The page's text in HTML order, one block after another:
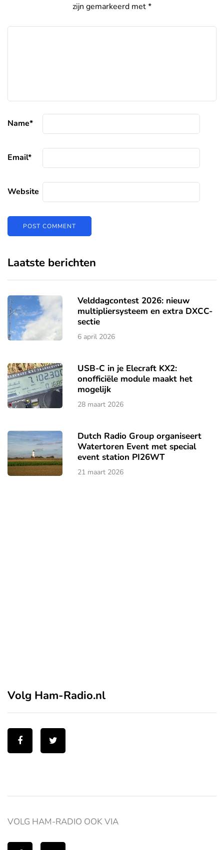
zijn gemarkeerd met*
Name*
Email*
Website
Laatste berichten
Velddagcontest 2026: nieuw
multipliersysteem en extra DXCC-
sectie
6 april 2026
USB-C in je Elecraft KX2:
onofficiële module maakt het
mogelijk
28 maart 2026
Dutch Radio Group organiseert
Watertoren Event met special
event station PI26WT
21 maart 2026
Volg Ham-Radio.nl
VOLG HAM-RADIO OOK VIA